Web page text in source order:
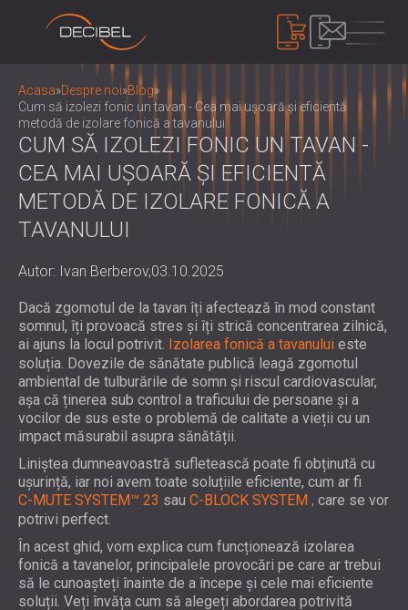
PRODUSE
IZOLAREA FONICĂ
IZOLARE FONICA PENTRU PERETI
IZOLARE FONICA PENTRU PLAFON
IZOLARE FONICA PENTRU PARDOSELI
PANOURI ACUSTICE
PANOURI ȘI SEPARATOARE ACUSTICE
PANOURI ACUSTICE DIN LEMN
PERFORATE
PANOURI ACUSTICE ȘI DEFLECTOARE DIN
ȚESĂTURĂ
PANOURI ACUSTICE DIN LEMN CU
LAMELE
WOOD WOOL PANOURI ACUSTICE
ABSORBANTE DE SPUMĂ, BASS TRAP ȘI
DIFUZOARE
PANOURI ACUSTICE ȘI PANOURI
FONOABSORBANTE
CONTROLUL ZGOMOTULUI
INCINTE, CABINE ȘI BARIERE DE IZOLARE
FONICĂ
JALUZELE SI AMORTIZOARE DE ZGOMOT
SUPORTURI, TAMPOANE ȘI SUPORTURI
ANTI-VIBRAȚII
CABINE DE AUDIOLOGIE
DISPOZITIVE
SONOMETRE
SISTEM DE MASCARE ACUSTICĂ,
DOZOMETRE ȘI TRUSE DE SIGURANȚĂ
DESPRE NOI
CINE SUNTEM NOI
BLOG
R & D
ȘTIRI
VIDEO
REFERINȚE
CALITATEA DE MEMBRU
SECTOARE DE ACTIVITATE
IZOLATIE FONICA SI ACUSTICA PENTRU
CLADIRI REZIDENTIALE
IZOLARE FONICĂ & SOLUȚII ACUSTICE
PENTRU SPAȚII INDUSTRIALE
IZOLARE FONICA & PANOURI ACUSTICE
PENTRU BIROURI
IZOLAREA FONICĂ A MAȘINILOR,
SERVICII
CONSULTANTA ACUSTICA
SIMULARE ACUSTICĂ
INGINERIE ACUSTICA
MASURATORI
SUPRAVEGHEREA PROIECTELOR
PROIECTE
CONTACTE
Acasa»Despre noi»Blog»
Cum să izolezi fonic un tavan - Cea mai ușoară și eficientă
metodă de izolare fonică a tavanului
CUM SĂ IZOLEZI FONIC UN TAVAN -
CEA MAI UȘOARĂ ȘI EFICIENTĂ
METODĂ DE IZOLARE FONICĂ A
TAVANULUI
Autor: Ivan Berberov,03.10.2025
Dacă zgomotul de la tavan îți afectează în mod constant
somnul, îți provoacă stres și îți strică concentrarea zilnică,
ai ajuns la locul potrivit. Izolarea fonică a tavanului este
soluția. Dovezile de sănătate publică leagă zgomotul
ambiental de tulburările de somn și riscul cardiovascular,
așa că ținerea sub control a traficului de persoane și a
vocilor de sus este o problemă de calitate a vieții cu un
impact măsurabil asupra sănătății.
Liniștea dumneavoastră sufletească poate fi obținută cu
ușurință, iar noi avem toate soluțiile eficiente, cum ar fi
C-MUTE SYSTEM™ 23 sau C-BLOCK SYSTEM , care se vor
potrivi perfect.
În acest ghid, vom explica cum funcționează izolarea
fonică a tavanelor, principalele provocări pe care ar trebui
să le cunoașteți înainte de a începe și cele mai eficiente
soluții. Veți învăța cum să alegeți abordarea potrivită